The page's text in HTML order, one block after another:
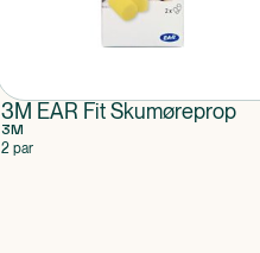
3M EAR Fit Skumøreprop
3M
2 par